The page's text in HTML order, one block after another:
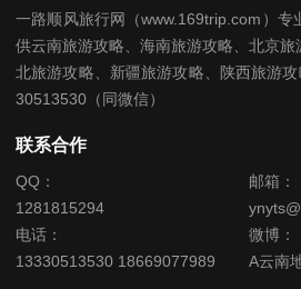
一路顺风旅行网（www.169trip.com）专
供云南旅游攻略、海南旅游攻略、北京
北旅游攻略、新疆旅游攻略、陕西旅游
30513530（同微信）
联系合作
QQ：
1281815294
邮箱：
电话：
13330513530 18669077989
微博：
A云南